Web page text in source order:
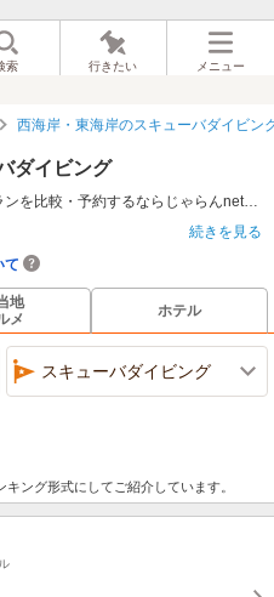
索 行きたい メニュー
西海岸・東海岸のスキューバダイビン
ダイビング
沖縄県のスキューバダイビング体験プランを比較・予約するならじゃらんnet。ランキング・料金・口コミ情報で比較検討し、ネット予約で魅力的なアクティビティを体験しよう。
眺めているだけでも心が潤う沖縄の海。その海の素晴らしさを最大限に味わうならスキューバダイビングがおすすめ。沖縄には世界に誇るダイビングスポットが数多くあり、美しいサンゴ礁や鮮やかな熱帯魚との出会いはもちろん、マンタやウミガメと一緒に泳ぐこともできる。代表的なスポットとして挙げられるのが次の5つのエリアだ。バラエティ豊かな沖縄の海を、ぜひ実際に潜って自分好みのスポットを見つけてみよう。
在する。
続きを見る
て
地
メ
ホテル
スキューバダイビング
ング形式にしてご紹介しています。